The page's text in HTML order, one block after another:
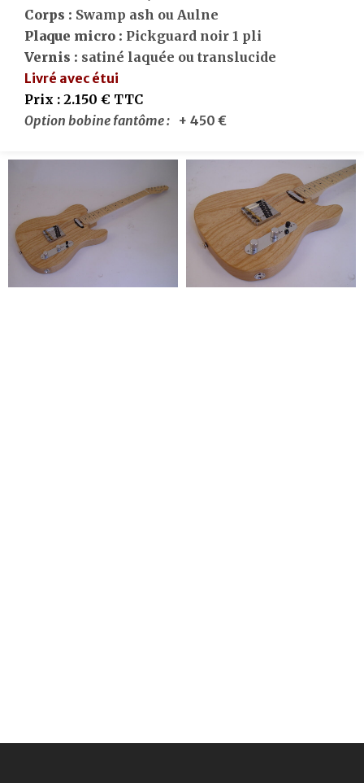
Corps : Swamp ash ou Aulne
Plaque micro : Pickguard noir 1 pli
Vernis : satiné laquée ou translucide
Livré avec étui
Prix : 2.150 € TTC
Option bobine fantôme : + 450 €